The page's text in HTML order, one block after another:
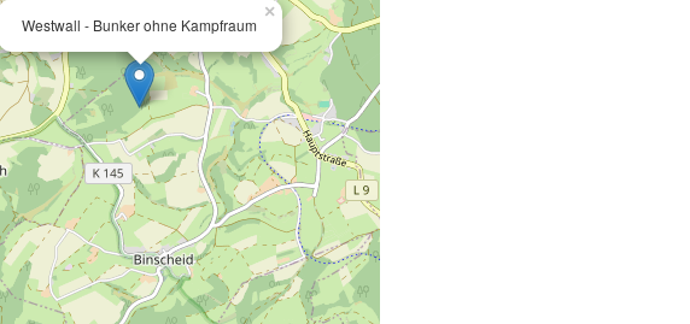
Westwall - Bunker ohne Kampfraum
×